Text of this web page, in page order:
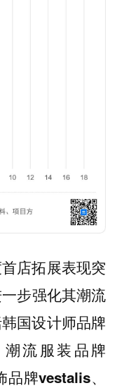
店拓展表现突
步强化其潮流
国设计师品牌
潮流服装品牌
品牌vestalis、